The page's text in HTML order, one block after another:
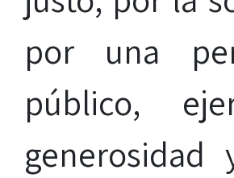
por una
público,
generosidad